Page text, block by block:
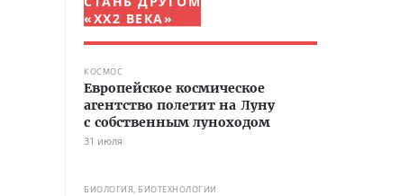
«XX2 ВЕКА»
КОСМОС
Европейское космическое
агентство полетит на Луну
с собственным луноходом
31 июля
БИОЛОГИЯ, БИОТЕХНОЛОГИИ